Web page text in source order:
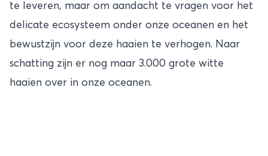
te leveren, maar om aandacht te vragen voor het
delicate ecosysteem onder onze oceanen en het
bewustzijn voor deze haaien te verhogen. Naar
schatting zijn er nog maar 3.000 grote witte
haaien over in onze oceanen.